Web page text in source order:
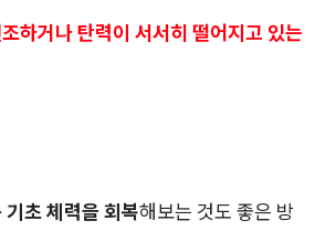
하거나 탄력이 서서히 떨어지고 있는
초 체력을 회복해보는 것도 좋은 방